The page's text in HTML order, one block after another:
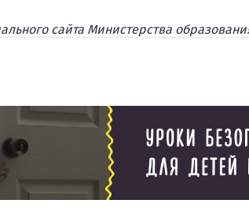
сайта Министерства